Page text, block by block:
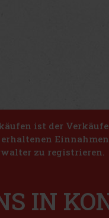
ist der
zu registrieren.
IN